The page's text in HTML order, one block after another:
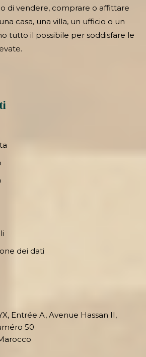
di vendere, comprare o affittare
casa, una villa, un ufficio o un
tutto il possibile per soddisfare le
dei dati
Entrée A, Avenue Hassan II,
50